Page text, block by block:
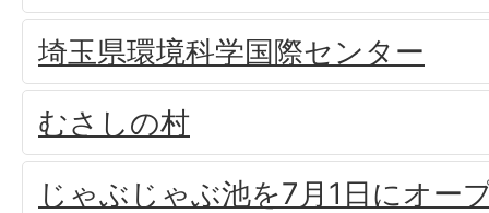
埼玉県環境科学国際センター
むさしの村
じゃぶじゃぶ池を7月1日にオー